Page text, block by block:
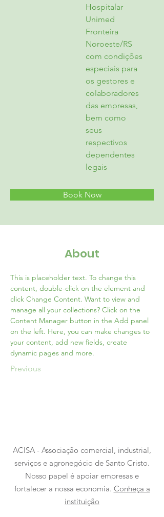
Hospitalar
Unimed
Fronteira
Noroeste/RS
com condições
especiais para
os gestores e
colaboradores
das empresas,
bem como
seus
respectivos
dependentes
legais
Book Now
About
This is placeholder text. To change this
content, double-click on the element and
click Change Content. Want to view and
manage all your collections? Click on the
Content Manager button in the Add panel
on the left. Here, you can make changes to
your content, add new fields, create
dynamic pages and more.
Previous
ACISA - Associação comercial, industrial,
serviços e agronegócio de Santo Cristo.
Nosso papel é apoiar empresas e
fortalecer a nossa economia. Conheça a
instituição